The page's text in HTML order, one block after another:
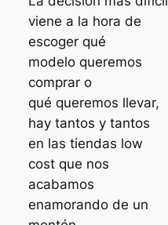
viene a la hora de
escoger qué
modelo queremos
comprar o
qué queremos llevar,
hay tantos y tantos
en las tiendas low
cost que nos
acabamos
enamorando de un